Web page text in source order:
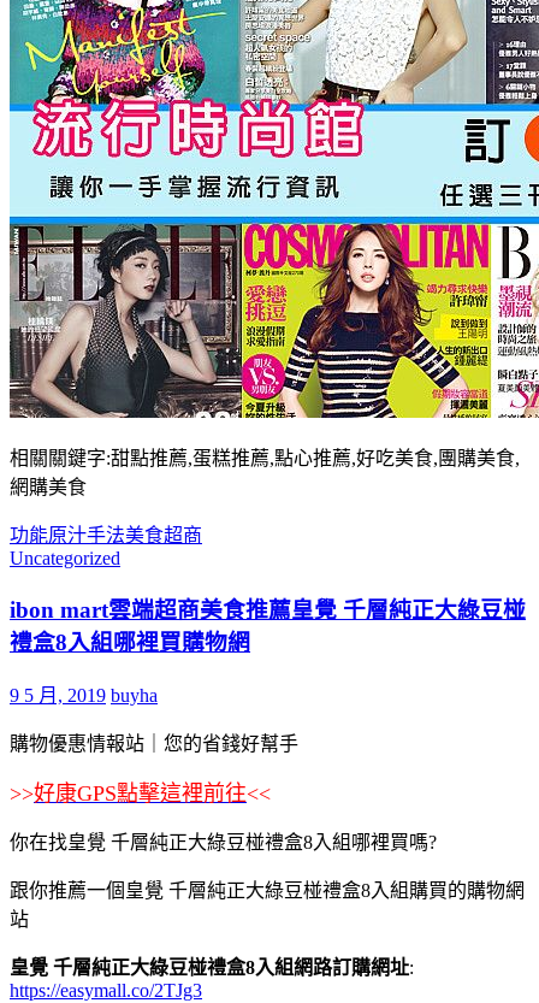
相關關鍵字:甜點推薦,蛋糕推薦,點心推薦,好吃美食,團購美食,
網購美食
功能原汁手法美食超商
Uncategorized
ibon mart雲端超商美食推薦皇覺 千層純正大綠豆椪
禮盒8入組哪裡買購物網
9 5 月, 2019 buyha
購物優惠情報站｜您的省錢好幫手
>>好康GPS點擊這裡前往<<
你在找皇覺 千層純正大綠豆椪禮盒8入組哪裡買嗎?
跟你推薦一個皇覺 千層純正大綠豆椪禮盒8入組購買的購物網
站
皇覺 千層純正大綠豆椪禮盒8入組網路訂購網址:
https://easymall.co/2TJg3